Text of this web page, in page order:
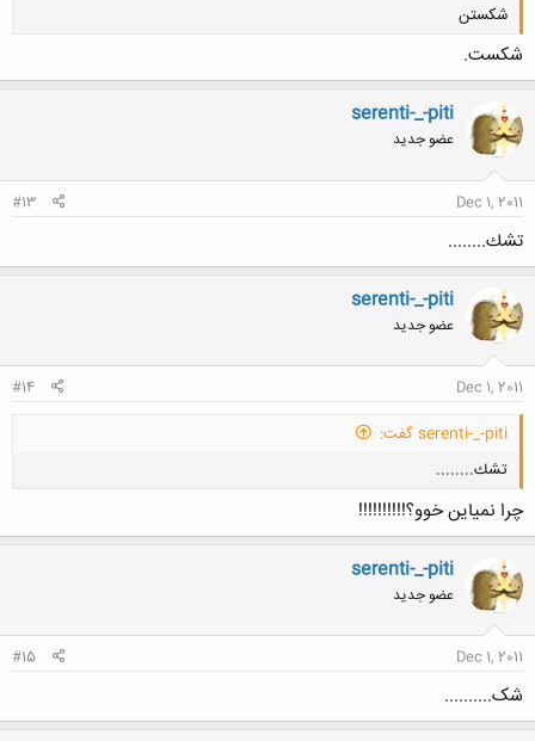
شکستن
شكست.
serenti-_-piti
عضو جدید
Dec 1, 2011
#13
تشك........
serenti-_-piti
عضو جدید
Dec 1, 2011
#14
serenti-_-piti گفت:
تشك........
چرا نمیاین خوو؟!!!!!!!!!!
serenti-_-piti
عضو جدید
Dec 1, 2011
#15
شک..........